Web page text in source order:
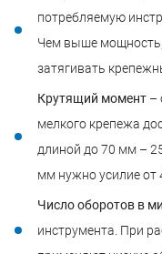
потребляемую
Чем выше мощность,
затягивать
Крутящий момент –
мелкого крепежа
длиной до 70 мм –
мм нужно усилие от
Число оборотов в
инструмента. При